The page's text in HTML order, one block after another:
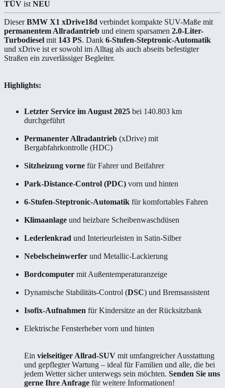
TÜV ist NEU
DieserBMW X1 xDrive18d verbindet kompakte SUV-Maße mit
permanentem Allradantrieb und einem sparsamen 2.0-Liter-
Turbodiesel mit 143 PS. Dank 6-Stufen-Steptronic-Automatik
und xDrive ist er sowohl im Alltag als auch abseits befestigter
Straßen ein zuverlässiger Begleiter.
Highlights:
Letzter Service im August 2025 bei 140.803 km
durchgeführt
Permanenter Allradantrieb (xDrive) mit
Bergabfahrkontrolle (HDC)
Sitzheizung vorne für Fahrer und Beifahrer
Park-Distance-Control (PDC) vorn und hinten
6-Stufen-Steptronic-Automatik für komfortables Fahren
Klimaanlage und heizbare Scheibenwaschdüsen
Lederlenkrad und Interieurleisten in Satin-Silber
Nebelscheinwerfer und Metallic-Lackierung
Bordcomputer mit Außentemperaturanzeige
Dynamische Stabilitäts-Control (DSC) und Bremsassistent
Isofix-Aufnahmen für Kindersitze an der Rücksitzbank
Elektrische Fensterheber vorn und hinten
Ein vielseitiger Allrad-SUV mit umfangreicher Ausstattung
und gepflegter Wartung – ideal für Familien und alle, die bei
jedem Wetter sicher unterwegs sein möchten. Senden Sie uns
gerne Ihre Anfrage für weitere Informationen!